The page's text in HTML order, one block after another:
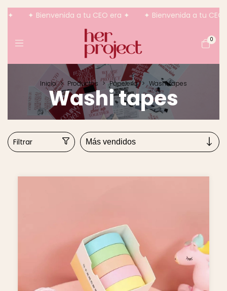
✦ ✦ Bienvenida a tu CEO era ✦ ✦ Bienvenida a tu CEO
0
Inicio > Productos > Papelería > Washi tapes
Washi tapes
Filtrar